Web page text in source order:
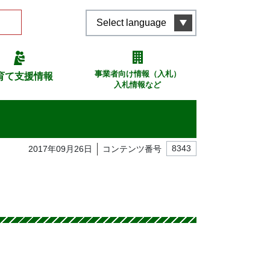
Select language
て支援情報
事業者向け情報（入札）
入札情報など
2017年09月26日 コンテンツ番号 8343